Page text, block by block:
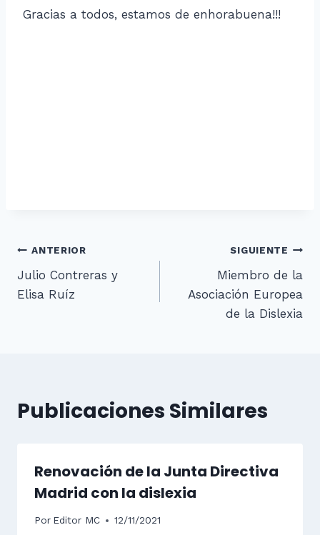
Gracias a todos, estamos de enhorabuena!!!
Navegación
de
ANTERIOR
Julio Contreras y
Elisa Ruíz
SIGUIENTE
Miembro de la
Asociación Europea
de la Dislexia
Publicaciones Similares
Renovación de la Junta Directiva
Madrid con la dislexia
Por Editor MC 12/11/2021